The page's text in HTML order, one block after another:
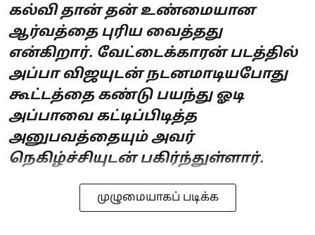
கல்வி தான் தன் உண்மையான
ஆர்வத்தை புரிய வைத்தது
என்கிறார். வேட்டைக்காரன் படத்தில்
அப்பா விஜயுடன் நடனமாடியபோது
கூட்டத்தை கண்டு பயந்து ஓடி
அப்பாவை கட்டிப்பிடித்த
அனுபவத்தையும் அவர்
நெகிழ்ச்சியுடன் பகிர்ந்துள்ளார்.
முழுமையாகப் படிக்க